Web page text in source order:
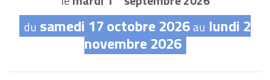
du samedi 17 octobre 2026au lundi 2
novembre 2026